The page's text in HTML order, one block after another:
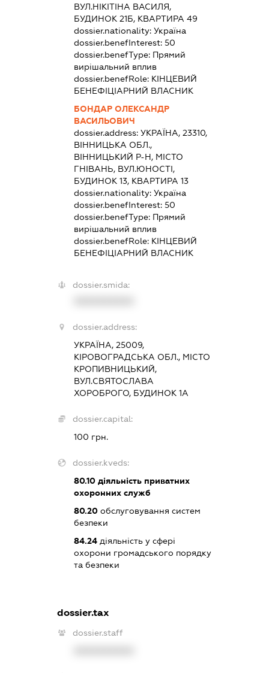
ВУЛ.НІКІТІНА ВАСИЛЯ,
БУДИНОК 21Б, КВАРТИРА 49
dossier.nationality:Україна
dossier.benefInterest:50
dossier.benefType: Прямий
вирішальний вплив
dossier.benefRole: КІНЦЕВИЙ
БЕНЕФІЦІАРНИЙ ВЛАСНИК
БОНДАР ОЛЕКСАНДР
ВАСИЛЬОВИЧ
dossier.address:УКРАЇНА, 23310,
ВІННИЦЬКА ОБЛ.,
ВІННИЦЬКИЙ Р-Н, МІСТО
ГНІВАНЬ, ВУЛ.ЮНОСТІ,
БУДИНОК 13, КВАРТИРА 13
dossier.nationality:Україна
dossier.benefInterest:50
dossier.benefType: Прямий
вирішальний вплив
dossier.benefRole: КІНЦЕВИЙ
БЕНЕФІЦІАРНИЙ ВЛАСНИК
dossier.smida:
dossier.address:
УКРАЇНА, 25009,
КІРОВОГРАДСЬКА ОБЛ., МІСТО
КРОПИВНИЦЬКИЙ,
ВУЛ.СВЯТОСЛАВА
ХОРОБРОГО, БУДИНОК 1А
dossier.capital:
100 грн.
dossier.kveds:
80.10 діяльність приватних
охоронних служб
80.20 обслуговування систем
безпеки
84.24 діяльність у сфері
охорони громадського порядку
та безпеки
dossier.tax
dossier.staff